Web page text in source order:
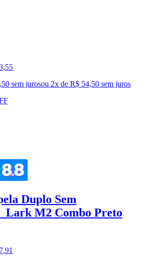
,55
sem jurosou 2x de R$ 54,50 sem juros
Duplo Sem
M2 Combo Preto
,91